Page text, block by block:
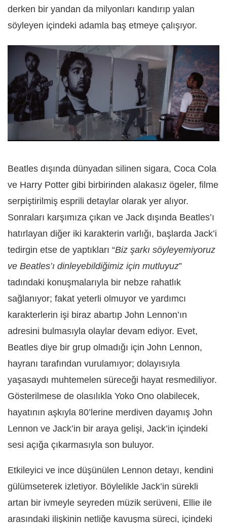
derken bir yandan da milyonları kandırıp yalan
söyleyen içindeki adamla baş etmeye çalışıyor.
Beatles dışında dünyadan silinen sigara, Coca Cola
ve Harry Potter gibi birbirinden alakasız ögeler, filme
serpiştirilmiş esprili detaylar olarak yer alıyor.
Sonraları karşımıza çıkan ve Jack dışında Beatles’ı
hatırlayan diğer iki karakterin varlığı, başlarda Jack’i
tedirgin etse de yaptıkları “Biz şarkı söyleyemiyoruz
ve Beatles’ı dinleyebildiğimiz için mutluyuz”
tadındaki konuşmalarıyla bir nebze rahatlık
sağlanıyor; fakat yeterli olmuyor ve yardımcı
karakterlerin işi biraz abartıp John Lennon’ın
adresini bulmasıyla olaylar devam ediyor. Evet,
Beatles diye bir grup olmadığı için John Lennon,
hayranı tarafından vurulamıyor; dolayısıyla
yaşasaydı muhtemelen süreceği hayat resmediliyor.
Gösterilmese de olasılıkla Yoko Ono olabilecek,
hayatının aşkıyla 80’lerine merdiven dayamış John
Lennon ve Jack’in bir araya gelişi, Jack’in içindeki
sesi açığa çıkarmasıyla son buluyor.
Etkileyici ve ince düşünülen Lennon detayı, kendini
gülümseterek izletiyor. Böylelikle Jack’in sürekli
artan bir ivmeyle seyreden müzik serüveni, Ellie ile
arasındaki ilişkinin netliğe kavuşma süreci, içindeki